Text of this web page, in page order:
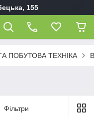
155
ПОБУТОВА ТЕХНІКА
Фільтри